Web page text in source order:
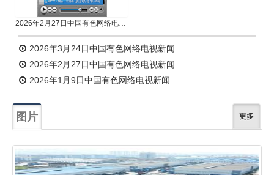
2026年2月27日中国有色网络电视新闻
2026年3月24日中国有色网络电视新闻
2026年2月27日中国有色网络电视新闻
2026年1月9日中国有色网络电视新闻
图片 更多